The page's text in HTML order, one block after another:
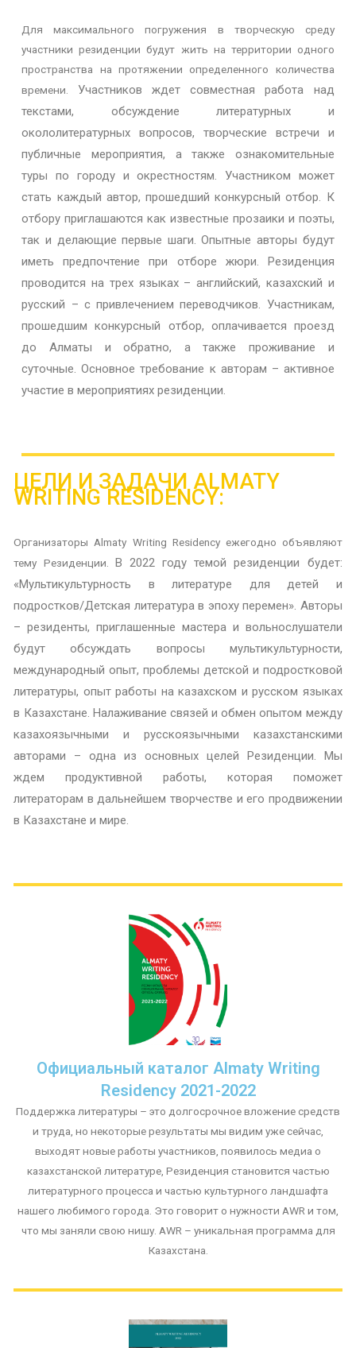
Для максимального погружения в творческую среду
участники резиденции будут жить на территории одного
пространства на протяжении определенного количества
времени. Участников ждет совместная работа над
текстами, обсуждение литературных и
окололитературных вопросов, творческие встречи и
публичные мероприятия, а также ознакомительные
туры по городу и окрестностям. Участником может
стать каждый автор, прошедший конкурсный отбор. К
отбору приглашаются как известные прозаики и поэты,
так и делающие первые шаги.Опытные авторы будут
иметь предпочтение при отборе жюри.
Резиденция
проводится на трех языках – английский, казахский и
русский – с привлечением переводчиков. Участникам,
прошедшим конкурсный отбор, оплачивается проезд
до Алматы и обратно, а также проживание и
суточные.Основное требование к авторам – активное
участие в мероприятиях резиденции.
ЦЕЛИ И ЗАДАЧИ ALMATY
WRITING RESIDENCY:
Организаторы Almaty Writing Residencyежегодно объявляют
тему Резиденции. В 2022 году темой резиденции будет:
«Мультикультурность в литературе для детей и
подростков/Детская литература в эпоху перемен». Авторы
– резиденты, приглашенные мастера и вольнослушатели
будут обсуждать вопросы мультикультурности,
международный опыт, проблемы детской и подростковой
литературы, опыт работы на казахском и русском языках
в Казахстане. Налаживание связей и обмен опытом между
казахоязычными и русскоязычными казахстанскими
авторами – одна из основных целей Резиденции. Мы
ждем продуктивной работы, которая поможет
литераторам в дальнейшем творчестве и его продвижении
в Казахстане и мире.
Официальный каталог Almaty Writing
Residency 2021-2022
Поддержка литературы – это долгосрочное вложение средств
и труда, но некоторые результаты мы видим уже сейчас,
выходят новые работы участников, появилось медиа о
казахстанской литературе, Резиденция становится частью
литературного процесса и частью культурного ландшафта
нашего любимого города. Это говорит о нужности AWR и том,
что мы заняли свою нишу. AWR – уникальная программа для
Казахстана.